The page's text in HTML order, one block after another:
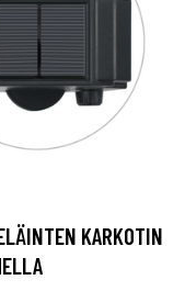
KARKOTIN